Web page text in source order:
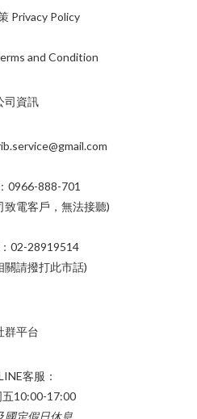
Privacy Policy
and Condition
司資訊
0966-888-701
致電客戶，無法接聽)
02-28919514
關請撥打此市話)
群平台
客服：
五10:00-17:00
國定假日休息